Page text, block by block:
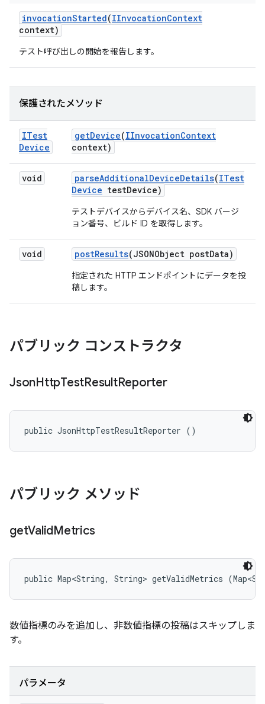
invocationStarted(IInvocationContext
context)
テスト呼び出しの開始を報告します。
保護されたメソッド
ITest
Device
getDevice(IInvocationContext
context)
void parseAdditionalDeviceDetails(ITest
Device testDevice)
テストデバイスからデバイス名、SDK バージ
ョン番号、ビルド ID を取得します。
void postResults(JSONObject postData)
指定された HTTP エンドポイントにデータを投
稿します。
パブリック コンストラクタ
JsonHttpTestResultReporter
public JsonHttpTestResultReporter ()
パブリック メソッド
getValidMetrics
public Map<String, String> getValidMetrics
数値指標のみを追加し、非数値指標の投稿はスキップしま
す。
パラメータ